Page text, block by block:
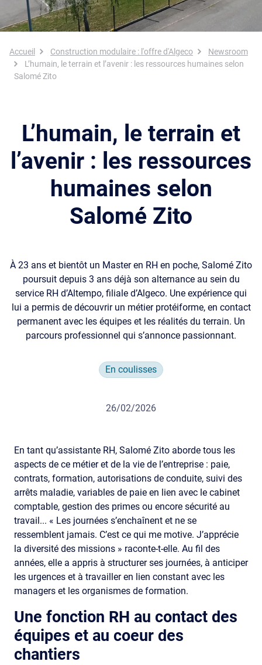
Fil d'Ariane
Accueil Construction modulaire : l'offre d'Algeco
Newsroom
L’humain, le terrain et l’avenir : les ressources humaines selon
Salomé Zito
L’humain, le terrain et
l’avenir : les ressources
humaines selon
Salomé Zito
À 23 ans et bientôt un Master en RH en poche, Salomé Zito
poursuit depuis 3 ans déjà son alternance au sein du
service RH d’Altempo, filiale d’Algeco. Une expérience qui
lui a permis de découvrir un métier protéiforme, en contact
permanent avec les équipes et les réalités du terrain. Un
parcours professionnel qui s’annonce passionnant.
En coulisses
26/02/2026
En tant qu’assistante RH, Salomé Zito aborde tous les
aspects de ce métier et de la vie de l’entreprise : paie,
contrats, formation, autorisations de conduite, suivi des
arrêts maladie, variables de paie en lien avec le cabinet
comptable, gestion des primes ou encore sécurité au
travail... « Les journées s’enchaînent et ne se
ressemblent jamais. C’est ce qui me motive. J’apprécie
la diversité des missions » raconte-t-elle. Au fil des
années, elle a appris à structurer ses journées, à anticiper
les urgences et à travailler en lien constant avec les
managers et les organismes de formation.
Une fonction RH au contact des
équipes et au coeur des
chantiers